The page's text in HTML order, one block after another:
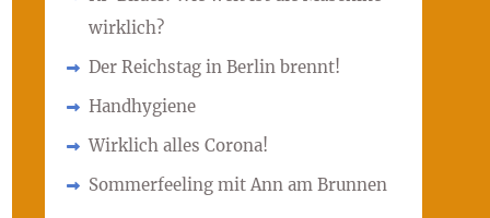
wirklich?
Der Reichstag in Berlin brennt!
Handhygiene
Wirklich alles Corona!
Sommerfeeling mit Ann am Brunnen